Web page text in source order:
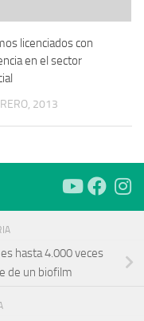
licenciados con
en el sector
2013
hasta 4.000 veces
de un biofilm